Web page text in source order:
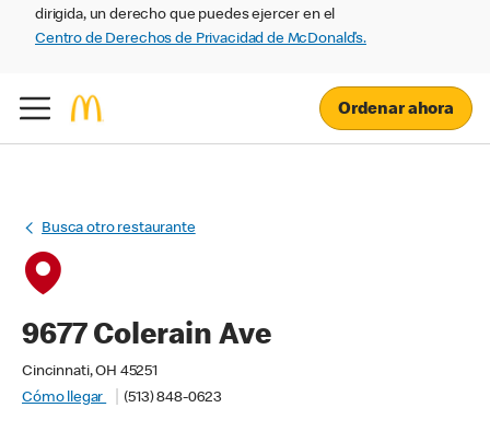
dirigida, un derecho que puedes ejercer en el
Centro de Derechos de Privacidad de McDonald’s.
Ordenar ahora
Busca otro restaurante
9677 Colerain Ave
Cincinnati, OH 45251
Cómo llegar
(513) 848-0623